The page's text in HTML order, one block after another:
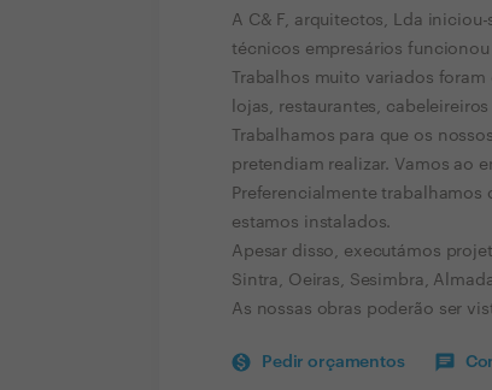
A C& F, arquitectos, Lda
técnicos empresários funcionou
Trabalhos muito variados
lojas, restaurantes,
Trabalhamos para que os
pretendiam realizar. Vamos ao
Preferencialmente trabalhamos
estamos instalados.
Apesar disso, executámos
Sintra, Oeiras, Sesimbra,
As nossas obras poderão ser
Pedir orçamentos